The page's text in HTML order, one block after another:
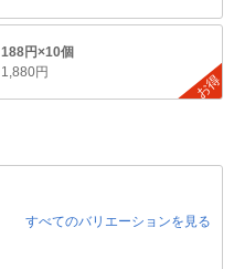
188円×10個
1,880円
お得
すべてのバリエーションを見る